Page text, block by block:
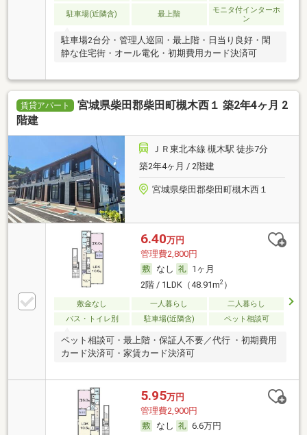
駐車場(近隣含) 最上階
モニタ付インターホ
ン
駐車場2台分・管理人巡回・最上階・日当り良好・閑
静な住宅街・オール電化・初期費用カード決済可
賃貸アパート
宮城県柴田郡柴田町槻木西１ 築2年4ヶ月 2
階建
ＪＲ東北本線 槻木駅 徒歩7分
築2年4ヶ月 / 2階建
宮城県柴田郡柴田町槻木西１
6.40万円
管理費2,800円
なし
1ヶ月
2階 / 1LDK（48.91m2）
敷金なし 一人暮らし
二人暮らし
バス・トイレ別
駐車場(近隣含) ペット相談可
ペット相談可・最上階・保証人不要／代行 ・初期費用
カード決済可・家賃カード決済可
5.95万円
管理費2,900円
なし
6.6万円